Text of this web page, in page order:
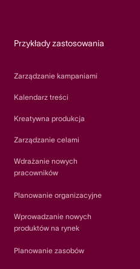
Przykłady zastosowania
Zarządzanie kampaniami
Kalendarz treści
Kreatywna produkcja
Zarządzanie celami
Wdrażanie nowych
pracowników
Planowanie organizacyjne
Wprowadzanie nowych
produktów na rynek
Planowanie zasobów